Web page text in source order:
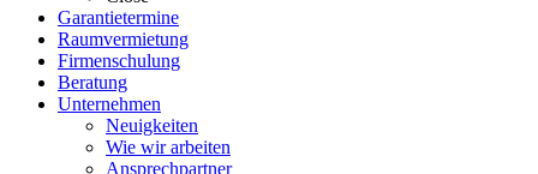
Garantietermine
Raumvermietung
Firmenschulung
Beratung
Unternehmen
Neuigkeiten
Wie wir arbeiten
Ansprechpartner